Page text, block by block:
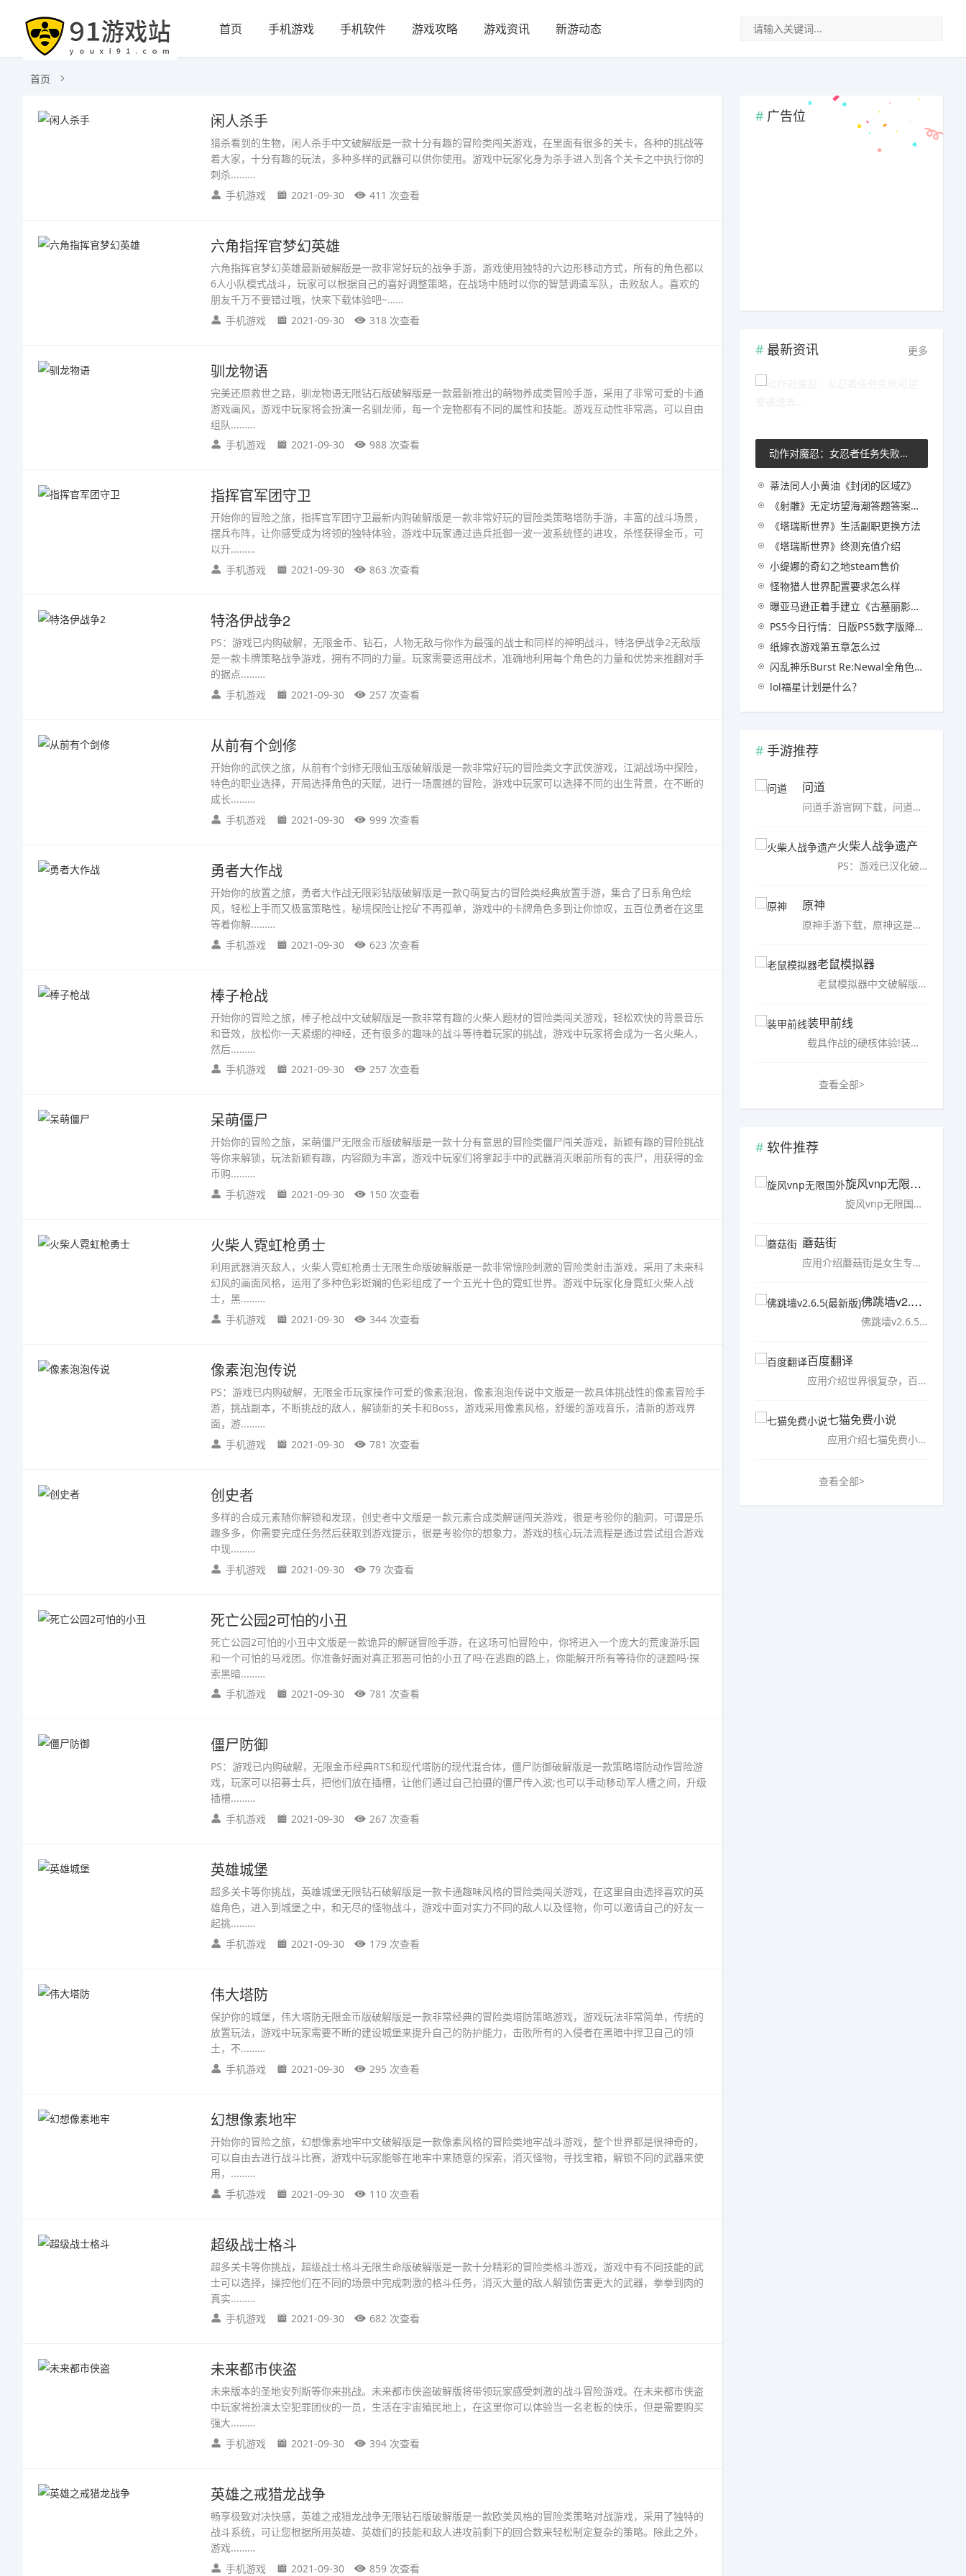
首页 手机游戏 手机软件 游戏攻略 游戏资讯 新游动态
首页
闲人杀手
猎杀看到的生物，闲人杀手中文破解版是一款十分有趣的冒险类闯关游戏，在里面有很多的关卡，各种的挑战等
着大家，十分有趣的玩法，多种多样的武器可以供你使用。游戏中玩家化身为杀手进入到各个关卡之中执行你的
刺杀...……
手机游戏
2021-09-30 411 次查看
六角指挥官梦幻英雄
六角指挥官梦幻英雄最新破解版是一款非常好玩的战争手游，游戏使用独特的六边形移动方式，所有的角色都以
6人小队模式战斗，玩家可以根据自己的喜好调整策略，在战场中随时以你的智慧调遣军队，击败敌人。喜欢的
朋友千万不要错过哦，快来下载体验吧~……
手机游戏
2021-09-30 318 次查看
驯龙物语
完美还原救世之路，驯龙物语无限钻石版破解版是一款最新推出的萌物养成类冒险手游，采用了非常可爱的卡通
游戏画风，游戏中玩家将会扮演一名驯龙师，每一个宠物都有不同的属性和技能。游戏互动性非常高，可以自由
组队...……
手机游戏
2021-09-30 988 次查看
指挥官军团守卫
开始你的冒险之旅，指挥官军团守卫最新内购破解版是一款非常好玩的冒险类策略塔防手游，丰富的战斗场景，
摆兵布阵，让你感受成为将领的独特体验，游戏中玩家通过造兵抵御一波一波系统怪的进攻，杀怪获得金币，可
以升...……
手机游戏
2021-09-30 863 次查看
特洛伊战争2
PS：游戏已内购破解，无限金币、钻石，人物无敌与你作为最强的战士和同样的神明战斗，特洛伊战争2无敌版
是一款卡牌策略战争游戏，拥有不同的力量。玩家需要运用战术，准确地利用每个角色的力量和优势来推翻对手
的据点...……
手机游戏
2021-09-30 257 次查看
从前有个剑修
开始你的武侠之旅，从前有个剑修无限仙玉版破解版是一款非常好玩的冒险类文字武侠游戏，江湖战场中探险，
特色的职业选择，开局选择角色的天赋，进行一场震撼的冒险，游戏中玩家可以选择不同的出生背景，在不断的
成长...……
手机游戏
2021-09-30 999 次查看
勇者大作战
开始你的放置之旅，勇者大作战无限彩钻版破解版是一款Q萌复古的冒险类经典放置手游，集合了日系角色绘
风，轻松上手而又极富策略性，秘境探险让挖矿不再孤单，游戏中的卡牌角色多到让你惊叹，五百位勇者在这里
等着你解...……
手机游戏
2021-09-30 623 次查看
棒子枪战
开始你的冒险之旅，棒子枪战中文破解版是一款非常有趣的火柴人题材的冒险类闯关游戏，轻松欢快的背景音乐
和音效，放松你一天紧绷的神经，还有很多的趣味的战斗等待着玩家的挑战，游戏中玩家将会成为一名火柴人，
然后...……
手机游戏
2021-09-30 257 次查看
呆萌僵尸
开始你的冒险之旅，呆萌僵尸无限金币版破解版是一款十分有意思的冒险类僵尸闯关游戏，新颖有趣的冒险挑战
等你来解锁，玩法新颖有趣，内容颇为丰富，游戏中玩家们将拿起手中的武器消灭眼前所有的丧尸，用获得的金
币购...……
手机游戏
2021-09-30 150 次查看
火柴人霓虹枪勇士
利用武器消灭敌人，火柴人霓虹枪勇士无限生命版破解版是一款非常惊险刺激的冒险类射击游戏，采用了未来科
幻风的画面风格，运用了多种色彩斑斓的色彩组成了一个五光十色的霓虹世界。游戏中玩家化身霓虹火柴人战
士，黑...……
手机游戏
2021-09-30 344 次查看
像素泡泡传说
PS：游戏已内购破解，无限金币玩家操作可爱的像素泡泡，像素泡泡传说中文版是一款具体挑战性的像素冒险手
游，挑战副本，不断挑战的敌人，解锁新的关卡和Boss，游戏采用像素风格，舒缓的游戏音乐，清新的游戏界
面，游...……
手机游戏
2021-09-30 781 次查看
创史者
多样的合成元素随你解锁和发现，创史者中文版是一款元素合成类解谜闯关游戏，很是考验你的脑洞，可谓是乐
趣多多，你需要完成任务然后获取到游戏提示，很是考验你的想象力，游戏的核心玩法流程是通过尝试组合游戏
中现...……
手机游戏
2021-09-30 79 次查看
死亡公园2可怕的小丑
死亡公园2可怕的小丑中文版是一款诡异的解谜冒险手游，在这场可怕冒险中，你将进入一个庞大的荒废游乐园
和一个可怕的马戏团。你准备好面对真正邪恶可怕的小丑了吗·在逃跑的路上，你能解开所有等待你的谜题吗·探
索黑暗...……
手机游戏
2021-09-30 781 次查看
僵尸防御
PS：游戏已内购破解，无限金币经典RTS和现代塔防的现代混合体，僵尸防御破解版是一款策略塔防动作冒险游
戏，玩家可以招募士兵，把他们放在插槽，让他们通过自己拍摄的僵尸传入波;也可以手动移动军人槽之间，升级
插槽...……
手机游戏
2021-09-30 267 次查看
英雄城堡
超多关卡等你挑战，英雄城堡无限钻石破解版是一款卡通趣味风格的冒险类闯关游戏，在这里自由选择喜欢的英
雄角色，进入到城堡之中，和无尽的怪物战斗，游戏中面对实力不同的敌人以及怪物，你可以邀请自己的好友一
起挑...……
手机游戏
2021-09-30 179 次查看
伟大塔防
保护你的城堡，伟大塔防无限金币版破解版是一款非常经典的冒险类塔防策略游戏，游戏玩法非常简单，传统的
放置玩法，游戏中玩家需要不断的建设城堡来提升自己的防护能力，击败所有的入侵者在黑暗中捍卫自己的领
土，不...……
手机游戏
2021-09-30 295 次查看
幻想像素地牢
开始你的冒险之旅，幻想像素地牢中文破解版是一款像素风格的冒险类地牢战斗游戏，整个世界都是很神奇的，
可以自由去进行战斗比赛，游戏中玩家能够在地牢中来随意的探索，消灭怪物，寻找宝箱，解锁不同的武器来使
用，...……
手机游戏
2021-09-30 110 次查看
超级战士格斗
超多关卡等你挑战，超级战士格斗无限生命版破解版是一款十分精彩的冒险类格斗游戏，游戏中有不同技能的武
士可以选择，操控他们在不同的场景中完成刺激的格斗任务，消灭大量的敌人解锁伤害更大的武器，拳拳到肉的
真实...……
手机游戏
2021-09-30 682 次查看
未来都市侠盗
未来版本的圣地安列斯等你来挑战。未来都市侠盗破解版将带领玩家感受刺激的战斗冒险游戏。在未来都市侠盗
中玩家将扮演太空犯罪团伙的一员，生活在宇宙殖民地上，在这里你可以体验当一名老板的快乐，但是需要购买
强大...……
手机游戏
2021-09-30 394 次查看
英雄之戒猎龙战争
畅享极致对决快感，英雄之戒猎龙战争无限钻石版破解版是一款欧美风格的冒险类策略对战游戏，采用了独特的
战斗系统，可让您根据所用英雄、英雄们的技能和敌人进攻前剩下的回合数来轻松制定复杂的策略。除此之外，
游戏...……
手机游戏
2021-09-30 859 次查看
广告位
最新资讯 更多
动作对魔忍：女忍者任务失败可是要被送去...
蒂法同人小黄油《封闭的区域Z》
《射雕》无定坊望海潮答题答案一览
《塔瑞斯世界》生活副职更换方法
《塔瑞斯世界》终测充值介绍
小缇娜的奇幻之地steam售价
怪物猎人世界配置要求怎么样
曝亚马逊正着手建立《古墓丽影》宇宙 包含影视和游戏
PS5今日行情：日版PS5数字版降价322元后暂无变动
纸嫁衣游戏第五章怎么过
闪乱神乐Burst Re:Newal全角色介绍
lol福星计划是什么？
手游推荐
问道
问道手游官网下载，问道是基于同名端游戏的角色扮演手游。最终游戏的R&D团队致力于创造它并保留最终游戏的精髓。金木水、火、土五行再团圆，道教五行延续至今，与3亿玩家一起梦回青春。……
火柴人战争遗产
PS：游戏已汉化破解，无限钻石、无限人数、无限金币、无限士兵带你探索未知的神秘世界，火柴人战争遗产无限士兵版是一款格斗无比刺激的战斗游戏，和火柴人一起闯关和冒险，获取各种各样的武器帮助你赢得比赛的胜利，...……
原神
原神手游下载，原神这是一款具有治疗系统风格的冒险手机游戏。在游戏中，玩家置身于一个充满未知与神奇的大陆上，跟随一群新认识的、秦、等主角，在这个世界上探索、冒险。游戏以日式风格和冒险推进剧情。……
老鼠模拟器
老鼠模拟器中文破解版是一款以老鼠为主角的休闲模拟游戏，游戏中，玩家需要扮演一只在野外生存的老鼠，每天寻找食物、建造属于自己的洞穴，还要避开天敌、人类等。游戏模拟体验非常逼真，玩法非常丰富，整个操作比较简单，难度不大，玩法很有趣，快来下载体验吧。……
装甲前线
载具作战的硬核体验!装甲前线修改版带给你最具硬核的载具战斗盛宴，驾驶着古今中外的多种类型战场，驰骋于战场，配合队友利用地形，与对手来一场火炮对拼的畅爽体验，诸多战车类型任你挑选，满足军事爱好者的中级需求...……
查看全部>
软件推荐
旋风vnp无限国外
旋风vnp无限国外，旋风永久免费版采用专业的技术来加速网络连接速度，从而提高用户的上网体验，还可对网络流量进行优化，减少网络流量的使用，节省用户的流量费用，并且可保护用户的网络连接安全，屏蔽可疑网站和恶意软件，让用户的上网体验更加安全可靠。……
蘑菇街
应用介绍蘑菇街是女生专属的一站式消费平台。蘑菇街有上万个精通购物和穿搭的时尚达人，每天在直播间里推荐当季值得买的时尚单品、限时折扣的品牌商品以及源自工厂的性价比好……
佛跳墙v2.6.5(最新版)
佛跳墙v2.6.5(最新版)，佛跳墙pvn拥有全新界面全新操作，破解版也是带来真正的会员通道免费使用，让你的网络直线加速、更加安全稳定！支持多个平台免费使用，支持更多国外游戏的加速，喜欢的朋友们千万不要错过！……
百度翻译
应用介绍世界很复杂，百度更懂你 百度翻译于2015年率先在世界上发布了互联网NMT（神经网络机器翻译）系统，引领机器翻译进入神经网络翻译时代，和传统的机器翻译相比，能够根据上下文……
七猫免费小说
应用介绍七猫免费小说全，免费看书一百年！ 精品小说免费看，现金奖励赚不停！ 【热门好书、影视原著免费看】 《我有一剑》：《一剑独尊》作者青鸾峰上最新力作免费上架！我有一剑，出鞘……
查看全部>